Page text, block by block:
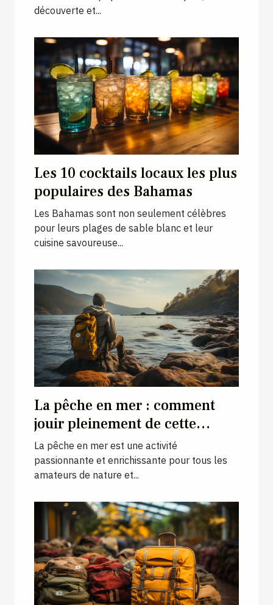
découverte et...
Les 10 cocktails locaux les plus
populaires des Bahamas
Les Bahamas sont non seulement célèbres
pour leurs plages de sable blanc et leur
cuisine savoureuse...
La pêche en mer : comment
jouir pleinement de cette
activité ?
La pêche en mer est une activité
passionnante et enrichissante pour tous les
amateurs de nature et...